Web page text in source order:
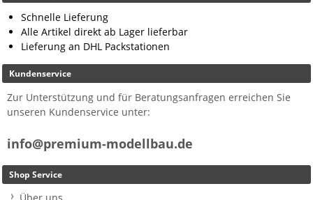
Schnelle Lieferung
Alle Artikel direkt ab Lager lieferbar
Lieferung an DHL Packstationen
Kundenservice
Zur Unterstützung und für Beratungsanfragen erreichen Sie
unseren Kundenservice unter:
info@premium-modellbau.de
Shop Service